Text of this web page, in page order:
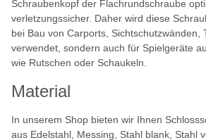
Schraubenkopf der Flachrundschraube
verletzungssicher. Daher wird diese
bei Bau von Carports, Sichtschutzwänden,
verwendet, sondern auch für Spielgeräte
wie Rutschen oder Schaukeln.
Material
In unserem Shop bieten wir Ihnen
aus Edelstahl, Messing, Stahl blank, Stahl